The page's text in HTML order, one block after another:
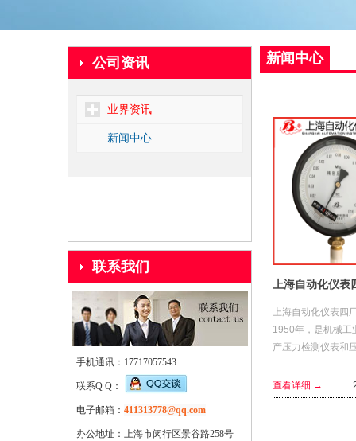
公司资讯
业界资讯
新闻中心
新闻中心
上海自动化仪表四
1950年，是机械工
产压力检测仪表和
人，其中专业技术
人，高级工程师12
查看详细 →
联系我们
手机通讯：17717057543
联系Q Q：
电子邮箱： 411313778@qq.com
办公地址：上海市闵行区景谷路258号